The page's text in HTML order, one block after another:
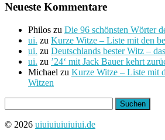
Neueste Kommentare
Philos zu Die 96 schönsten Wörter
ui. zu Kurze Witze – Liste mit den
ui. zu Deutschlands bester Witz –
ui. zu ’24‘ mit Jack Bauer kehrt
Michael zu Kurze Witze – Liste mit
Witzen
nach:
© 2026 uiuiuiuiuiuiui.de